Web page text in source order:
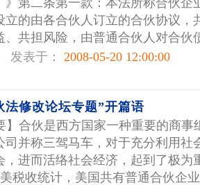
》第二条第一款：本法所称合伙企
立的由各合伙人订立的合伙协议，
、共担风险，由普通合伙人对合伙
发表于： 2008-05-20 12:00:00
法修改论坛专题”开篇语
】合伙是西方国家一种重要的商
司并称三驾马车，对于充分利用社
，进而活络社会经济，起到了极为
税收统计，美国共有普通合伙企